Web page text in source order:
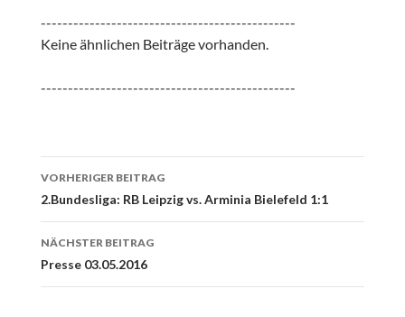
-----------------------------------------------
Keine ähnlichen Beiträge vorhanden.
-----------------------------------------------
Beitrags-
Navigation
VORHERIGER BEITRAG
2.Bundesliga: RB Leipzig vs. Arminia Bielefeld 1:1
NÄCHSTER BEITRAG
Presse 03.05.2016